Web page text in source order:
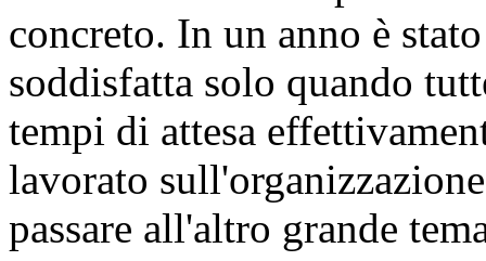
concreto. In un anno è
soddisfatta solo quando
tempi di attesa
lavorato
passare all'altro grande